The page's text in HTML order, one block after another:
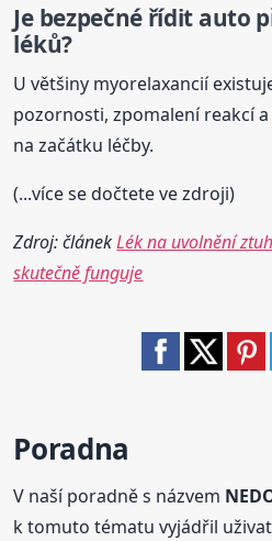
Je bezpečné řídit auto
léků?
U většiny myorelaxancií
pozornosti, zpomalení reakcí
na začátku léčby.
(...více se dočtete ve zdroji)
Zdroj: článekLék na uvolnění
skutečně funguje
Poradna
V naší poradně s názvem
k tomuto tématu vyjádřil